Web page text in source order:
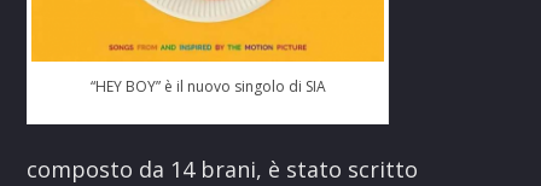
“HEY BOY” è il nuovo singolo di SIA
composto da 14 brani, è stato scritto